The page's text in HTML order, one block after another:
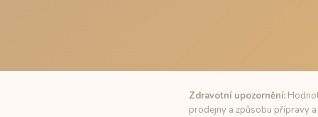
Zdravotní upozornění:
prodejny a způsobu přípravy